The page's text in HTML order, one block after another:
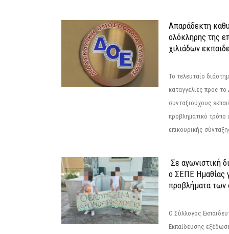
Απαράδεκτη
ολόκληρης της
χιλιάδων
Το τελευταίο
καταγγελίες προς
συνταξιούχους
προβληματικό τρόπο
επικουρικής
Σε αγωνιστική
ο ΣΕΠΕ Ημαθίας
προβλήματα των
Ο Σύλλογος
Εκπαίδευσης